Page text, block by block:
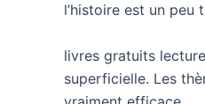
l’histoire est un peu
livres gratuits
superficielle. Les